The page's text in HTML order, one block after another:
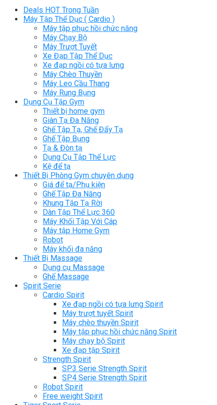
Deals HOT Trong Tuần
Máy Tập Thể Dục ( Cardio )
Máy tập phục hồi chức năng
Máy Chạy Bộ
Máy Trượt Tuyết
Xe Đạp Tập Thể Dục
Xe đạp ngồi có tựa lưng
Máy Chèo Thuyền
Máy Leo Cầu Thang
Máy Rung Bụng
Dụng Cụ Tập Gym
Thiết bị home gym
Giàn Tạ Đa Năng
Ghế Tập Tạ, Ghế Đẩy Tạ
Ghế Tập Bụng
Tạ & Đòn tạ
Dụng Cụ Tập Thể Lực
Kệ để tạ
Thiết Bị Phòng Gym chuyên dụng
Giá để tạ/Phụ kiện
Ghế Tập Đa Năng
Khung Tập Tạ Rời
Dàn Tập Thể Lực 360
Máy Khối Tập Với Cáp
Máy tập Home Gym
Robot
Máy khối đa năng
Thiết Bị Massage
Dụng cụ Massage
Ghế Massage
Spirit Serie
Cardio Spirit
Xe đạp ngồi có tựa lưng Spirit
Máy trượt tuyết Spirit
Máy chèo thuyền Spirit
Máy tập phục hồi chức năng Spirit
Máy chạy bộ Spirit
Xe đạp tập Spirit
Strength Spirit
SP3 Serie Strength Spirit
SP4 Serie Strength Spirit
Robot Spirit
Free weight Spirit